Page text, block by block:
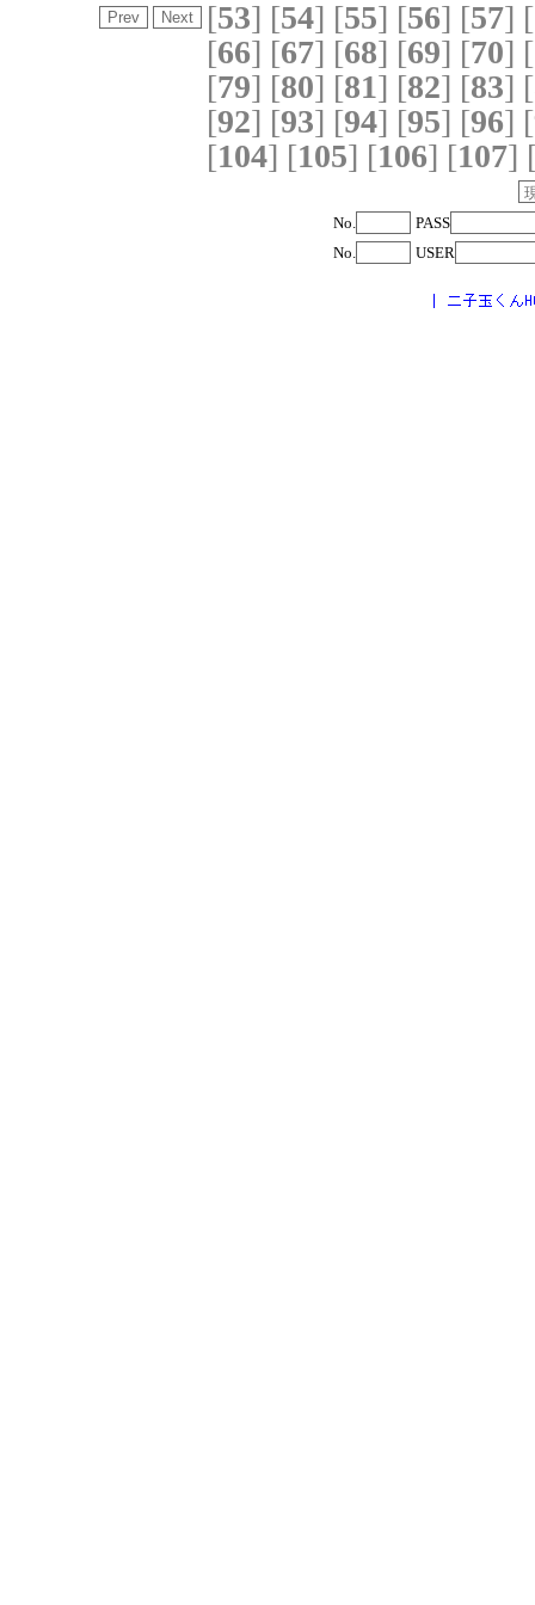
[53] [54] [55] [56] [57] [
[66] [67] [68] [69] [70] [
[79] [80] [81] [82] [83] [
[92] [93] [94] [95] [96] [
[104] [105] [106] [107]
No.
PASS
No.
USER